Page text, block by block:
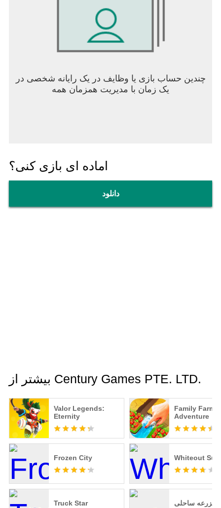
چندین حساب بازی یا وظایف در یک رایانه شخصی در
یک زمان با مدیریت همزمان همه
اماده ای بازی کنی؟
دانلود
بیشتر از Century Games PTE. LTD.
Valor Legends:
Eternity
Family Farm
Adventure
Frozen City Whiteout
Truck Star مزرعه ساحلی